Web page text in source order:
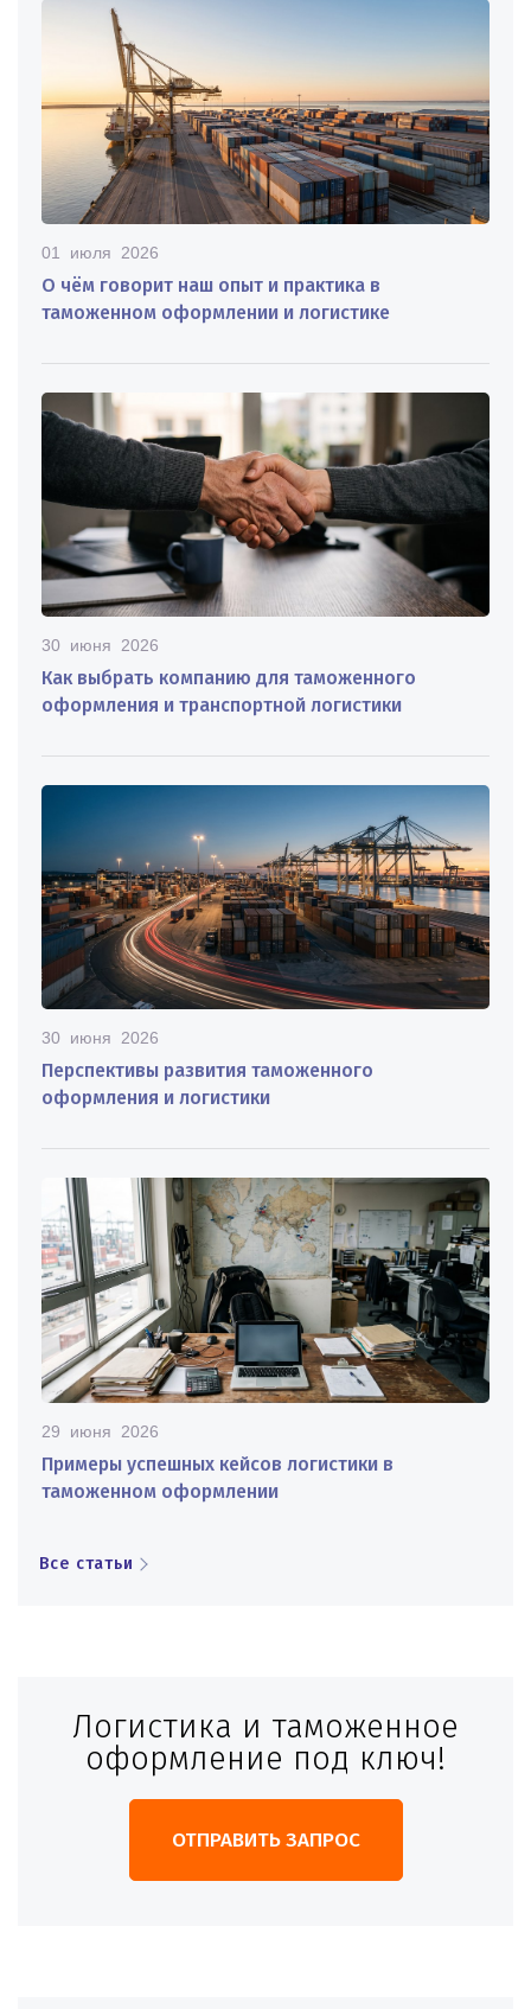
01 июля 2026
О чём говорит наш опыт и практика в
таможенном оформлении и логистике
30 июня 2026
Как выбрать компанию для таможенного
оформления и транспортной логистики
30 июня 2026
Перспективы развития таможенного
оформления и логистики
29 июня 2026
Примеры успешных кейсов логистики в
таможенном оформлении
Все статьи
Логистика и таможенное
оформление под ключ!
ОТПРАВИТЬ ЗАПРОС